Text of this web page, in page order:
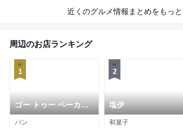
近くのグルメ情報まとめをもっ
周辺のお店ランキング
1
ゴー トゥー ベーカリ
ー
パン
2
塩伊
和菓子